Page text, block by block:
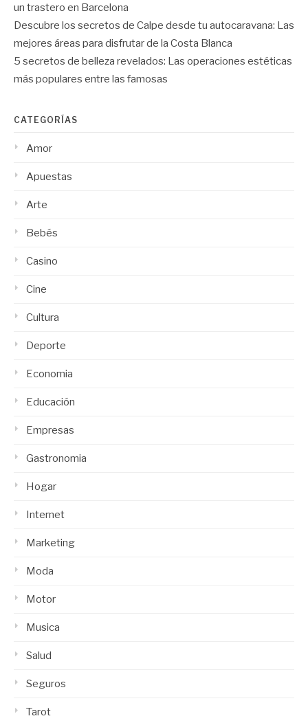
un trastero en Barcelona
Descubre los secretos de Calpe desde tu autocaravana: Las
mejores áreas para disfrutar de la Costa Blanca
5 secretos de belleza revelados: Las operaciones estéticas
más populares entre las famosas
CATEGORÍAS
Amor
Apuestas
Arte
Bebés
Casino
Cine
Cultura
Deporte
Economia
Educación
Empresas
Gastronomia
Hogar
Internet
Marketing
Moda
Motor
Musica
Salud
Seguros
Tarot